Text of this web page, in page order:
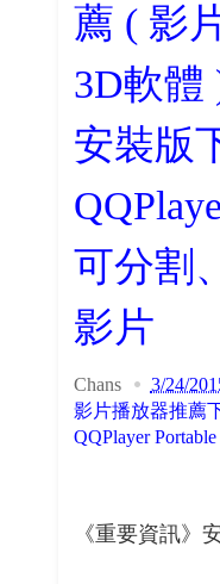
薦 ( 影
3D軟體
安裝版
可分割
影片
Chans
3/24/
影片播放器推薦
QQPlayer Portable
《重要資訊》